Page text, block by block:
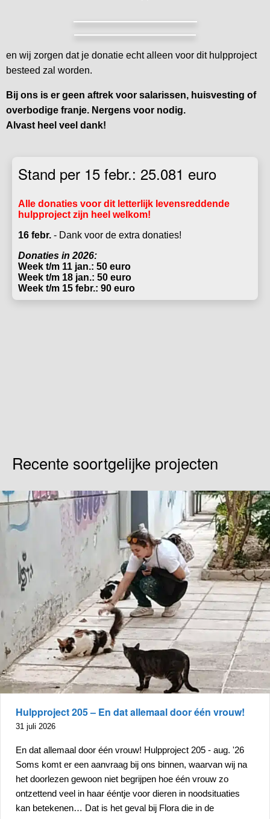
en wij zorgen dat je donatie echt alleen voor dit hulpproject
besteed zal worden.
Bij ons is er geen aftrek voor salarissen, huisvesting of
overbodige franje. Nergens voor nodig.
Alvast heel veel dank!
Stand per 15 febr.: 25.081 euro
Alle donaties voor dit letterlijk levensreddende
hulpproject zijn heel welkom!
16 febr. - Dank voor de extra donaties!
Donaties in 2026:
Week t/m 11 jan.: 50 euro
Week t/m 18 jan.: 50 euro
Week t/m 15 febr.: 90 euro
Recente soortgelijke projecten
Hulpproject 205 – En dat allemaal door één vrouw!
31 juli 2026
En dat allemaal door één vrouw! Hulpproject 205 - aug. '26
Soms komt er een aanvraag bij ons binnen, waarvan wij na
het doorlezen gewoon niet begrijpen hoe één vrouw zo
ontzettend veel in haar ééntje voor dieren in noodsituaties
kan betekenen… Dat is het geval bij Flora die in de